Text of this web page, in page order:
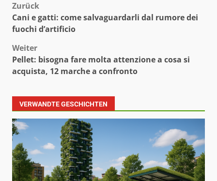
Beitragsnavigation
Zurück
Cani e gatti: come salvaguardarli dal rumore dei
fuochi d’artificio
Weiter
Pellet: bisogna fare molta attenzione a cosa si
acquista, 12 marche a confronto
VERWANDTE GESCHICHTEN